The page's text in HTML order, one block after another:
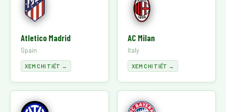
Atletico Madrid
Spain
XEM CHI TIẾT →
AC Milan
Italy
XEM CHI TIẾT →